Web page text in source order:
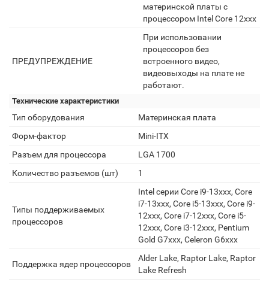
материнской платы с
процессором Intel Core 12xxx
ПРЕДУПРЕЖДЕНИЕ
При использовании
процессоров без
встроенного видео,
видеовыходы на плате не
работают.
Технические характеристики
Тип оборудования
Материнская плата
Форм-фактор
Mini-ITX
Разъем для процессора
LGA 1700
Количество разъемов (шт)
1
Типы поддерживаемых
процессоров
Intel серии Core i9-13xxx, Core
i7-13xxx, Core i5-13xxx, Core i9-
12xxx, Core i7-12xxx, Core i5-
12xxx, Core i3-12xxx, Pentium
Gold G7xxx, Celeron G6xxx
Поддержка ядер процессоров
Alder Lake, Raptor Lake, Raptor
Lake Refresh